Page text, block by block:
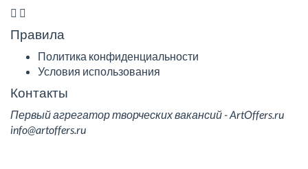
Правила
Политика конфиденциальности
Условия использования
Контакты
Первый агрегатор творческих вакансий - ArtOffers.ru
info@artoffers.ru